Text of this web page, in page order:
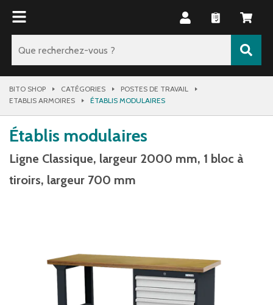
BITO SHOP CATÉGORIES
POSTES DE TRAVAIL
ETABLIS ARMOIRES
ÉTABLIS MODULAIRES
Établis modulaires
Ligne Classique, largeur 2000 mm, 1 bloc à
tiroirs, largeur 700 mm